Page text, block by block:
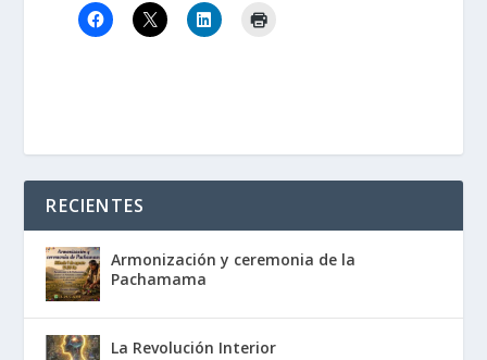
RECIENTES
Armonización y ceremonia de la
Pachamama
La Revolución Interior